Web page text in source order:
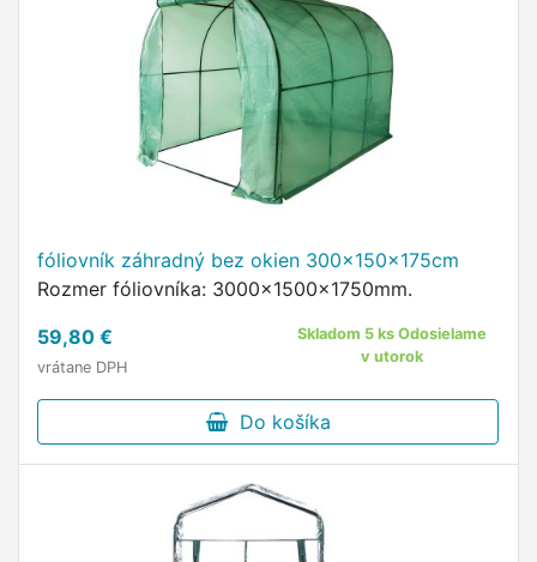
fóliovník záhradný bez okien 300x150x175cm
Rozmer fóliovníka: 3000x1500x1750mm.
59,80 €
vrátane DPH
Skladom 5 ks Odosielame
v utorok
Do košíka